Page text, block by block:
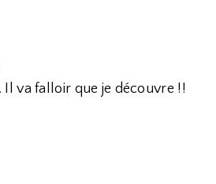
Il va falloir que je découvre !!